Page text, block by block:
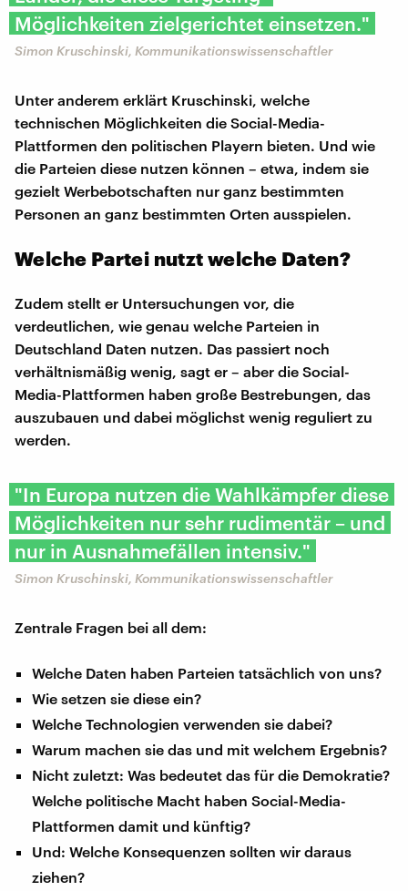
Möglichkeiten zielgerichtet einsetzen."
Simon Kruschinski, Kommunikationswissenschaftler
Unter anderem erklärt Kruschinski, welche
technischen Möglichkeiten die Social-Media-
Plattformen den politischen Playern bieten. Und wie
die Parteien diese nutzen können – etwa, indem sie
gezielt Werbebotschaften nur ganz bestimmten
Personen an ganz bestimmten Orten ausspielen.
Welche Partei nutzt welche Daten?
Zudem stellt er Untersuchungen vor, die
verdeutlichen, wie genau welche Parteien in
Deutschland Daten nutzen. Das passiert noch
verhältnismäßig wenig, sagt er – aber die Social-
Media-Plattformen haben große Bestrebungen, das
auszubauen und dabei möglichst wenig reguliert zu
werden.
"In Europa nutzen die Wahlkämpfer diese
Möglichkeiten nur sehr rudimentär – und
nur in Ausnahmefällen intensiv."
Simon Kruschinski, Kommunikationswissenschaftler
Zentrale Fragen bei all dem:
Welche Daten haben Parteien tatsächlich von uns?
Wie setzen sie diese ein?
Welche Technologien verwenden sie dabei?
Warum machen sie das und mit welchem Ergebnis?
Nicht zuletzt: Was bedeutet das für die Demokratie?
Welche politische Macht haben Social-Media-
Plattformen damit und künftig?
Und: Welche Konsequenzen sollten wir daraus
ziehen?